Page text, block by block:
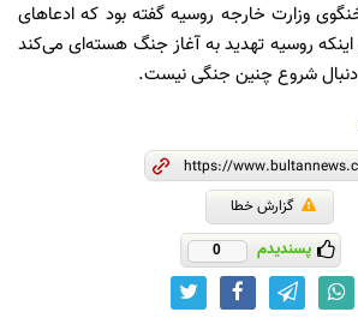
وزارت خارجه روسیه گفته بود که ادعاهای
روسیه تهدید به آغاز جنگ هسته‌ای می‌کند
شروع چنین جنگی نیست.
گزارش خطا
پسندیدم 0